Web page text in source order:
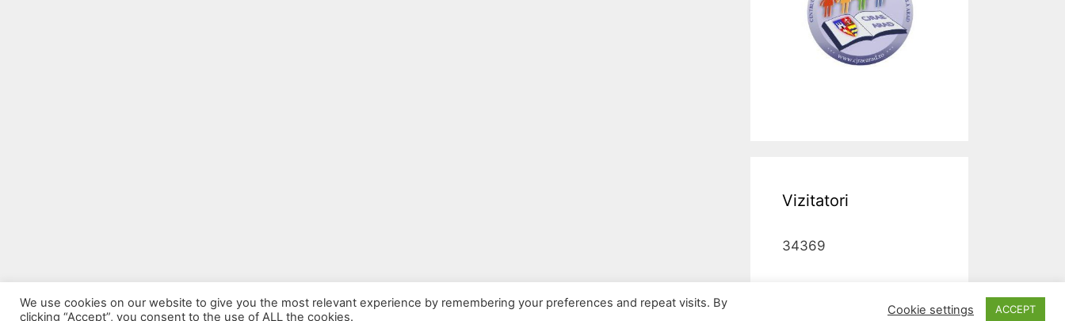
Vizitatori
34369
We use cookies on our website to give you the most relevant experience by remembering your preferences and repeat visits. By
clicking “Accept”, you consent to the use of ALL the cookies.
Cookie settings ACCEPT